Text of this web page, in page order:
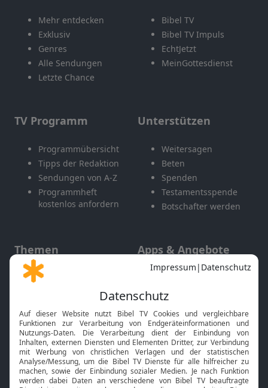
Mehr entdecken
Exklusiv
Genres
Alle Sendungen
Letzte Chance
Bibel TV
Bibel TV Impuls
EchtJetzt
MeinGottesdienst
TV Programm
Programmübersicht
Tipps der Redaktion
Sendungen von A-Z
Programmheft
kostenlos anfordern
Unterstützen
Weitersagen
Beten
Spenden
Testamentsspende
Botschafter werden
Themen
Gott und Bibel erklärt
Neuigkeiten
Apps & Angebote
Mobile App
Smart TV
HbbTV
Bibelthek Online-Bibel
Nächster Gottesdienst